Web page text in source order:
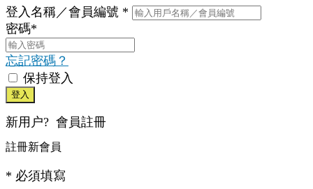
登入名稱／會員編號 *
密碼*
忘記密碼？
保持登入
登入
新用户? 會員註冊
註冊新會員
* 必須填寫